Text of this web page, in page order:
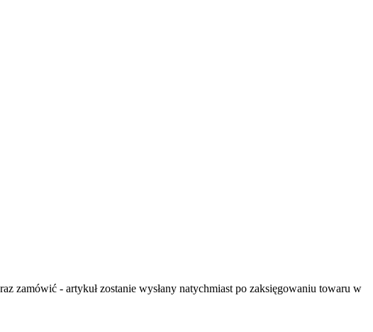
zamówić - artykuł zostanie wysłany natychmiast po zaksięgowaniu towaru w